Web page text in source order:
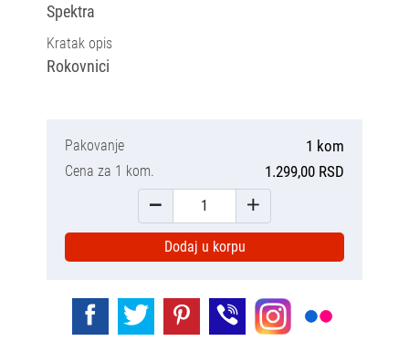
Spektra
Kratak opis
Rokovnici
Pakovanje 1 kom
Cena za 1 kom. 1.299,00 RSD
Dodaj u korpu